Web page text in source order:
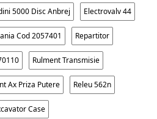
5000 Disc Anbrej Electrovalv 44
Cod 2057401 Repartitor
Rulment Transmisie
Ax Priza Putere Releu 562n
Case